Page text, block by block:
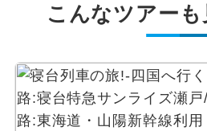
こんなツアー